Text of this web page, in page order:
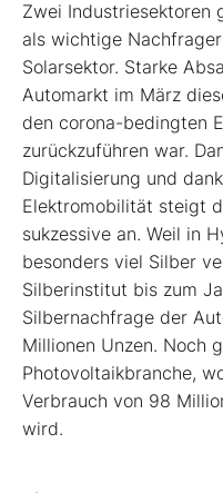
Zwei Industriesektoren
als wichtige
Solarsektor. Starke
Automarkt im März
den corona-bedingten
zurückzuführen war.
Digitalisierung und
Elektromobilität steigt
sukzessive an. Weil in
besonders viel Silber
Silberinstitut bis zum
Silbernachfrage der
Millionen Unzen. Noch
Photovoltaikbranche,
Verbrauch von 98
wird.